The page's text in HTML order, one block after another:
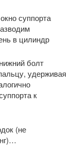
суппорта
в цилиндр
болт
удерживая
к
(не